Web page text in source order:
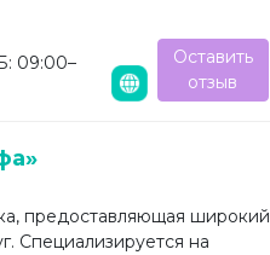
09:00–
Оставить
отзыв
предоставляющая широкий
Специализируется на